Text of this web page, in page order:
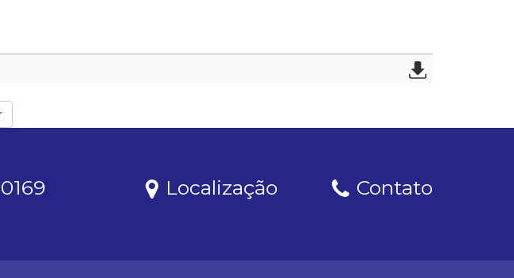
Localização Contato